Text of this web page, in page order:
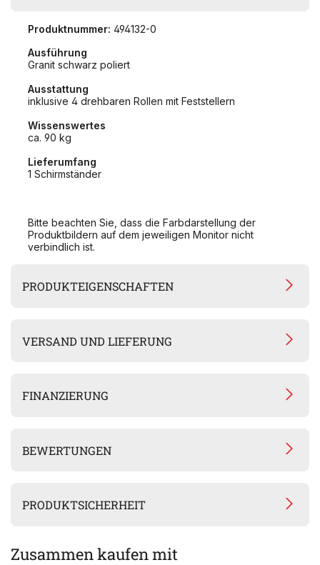
Produktnummer: 494132-0
Ausführung
Granit schwarz poliert
Ausstattung
inklusive 4 drehbaren Rollen mit Feststellern
Wissenswertes
ca. 90 kg
Lieferumfang
1 Schirmständer
Bitte beachten Sie, dass die Farbdarstellung der
Produktbildern auf dem jeweiligen Monitor nicht
verbindlich ist.
PRODUKTEIGENSCHAFTEN
VERSAND UND LIEFERUNG
FINANZIERUNG
BEWERTUNGEN
PRODUKTSICHERHEIT
Zusammen kaufen mit